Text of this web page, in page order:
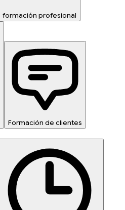
formación profesional
Formación de clientes